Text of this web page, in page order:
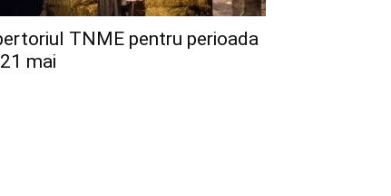
TNME pentru perioada
mai